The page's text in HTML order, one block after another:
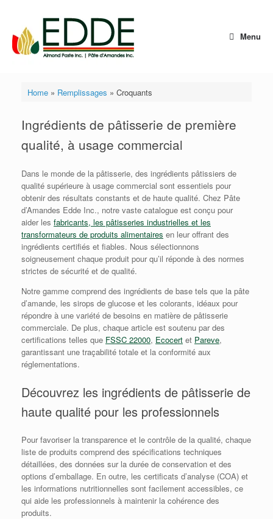
content
Menu
Home» Remplissages » Croquants
Ingrédients de pâtisserie de première
qualité, à usage commercial
Dans le monde de la pâtisserie, des ingrédients pâtissiers de
qualité supérieure à usage commercial sont essentiels pour
obtenir des résultats constants et de haute qualité. Chez Pâte
d’Amandes Edde Inc., notre vaste catalogue est conçu pour
aider les fabricants, les pâtisseries industrielles et les
transformateurs de produits alimentaires en leur offrant des
ingrédients certifiés et fiables. Nous sélectionnons
soigneusement chaque produit pour qu’il réponde à des normes
strictes de sécurité et de qualité.
Notre gamme comprend des ingrédients de base tels que la pâte
d’amande, les sirops de glucose et les colorants, idéaux pour
répondre à une variété de besoins en matière de pâtisserie
commerciale. De plus, chaque article est soutenu par des
certifications telles que FSSC 22000, Ecocert et Pareve,
garantissant une traçabilité totale et la conformité aux
réglementations.
Découvrez les ingrédients de pâtisserie de
haute qualité pour les professionnels
Pour favoriser la transparence et le contrôle de la qualité, chaque
liste de produits comprend des spécifications techniques
détaillées, des données sur la durée de conservation et des
options d’emballage. En outre, les certificats d’analyse (COA) et
les informations nutritionnelles sont facilement accessibles, ce
qui aide les professionnels à maintenir la cohérence des
produits.